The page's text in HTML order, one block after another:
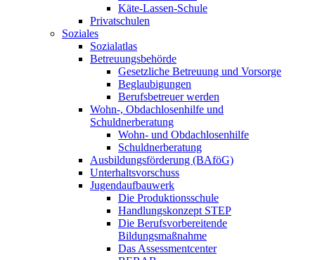
Käte-Lassen-Schule
Privatschulen
Soziales
Sozialatlas
Betreuungsbehörde
Gesetzliche Betreuung und Vorsorge
Beglaubigungen
Berufsbetreuer werden
Wohn-, Obdachlosenhilfe und
Schuldnerberatung
Wohn- und Obdachlosenhilfe
Schuldnerberatung
Ausbildungsförderung (BAföG)
Unterhaltsvorschuss
Jugendaufbauwerk
Die Produktionsschule
Handlungskonzept STEP
Die Berufsvorbereitende
Bildungsmaßnahme
Das Assessmentcenter